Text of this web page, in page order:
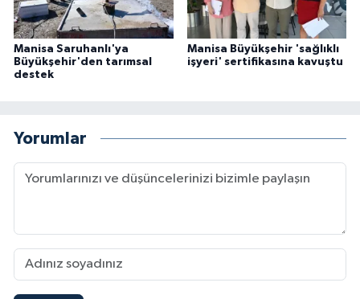
Manisa Saruhanlı'ya
Büyükşehir'den tarımsal
destek
Manisa Büyükşehir 'sağlıklı
işyeri' sertifikasına kavuştu
Yorumlar